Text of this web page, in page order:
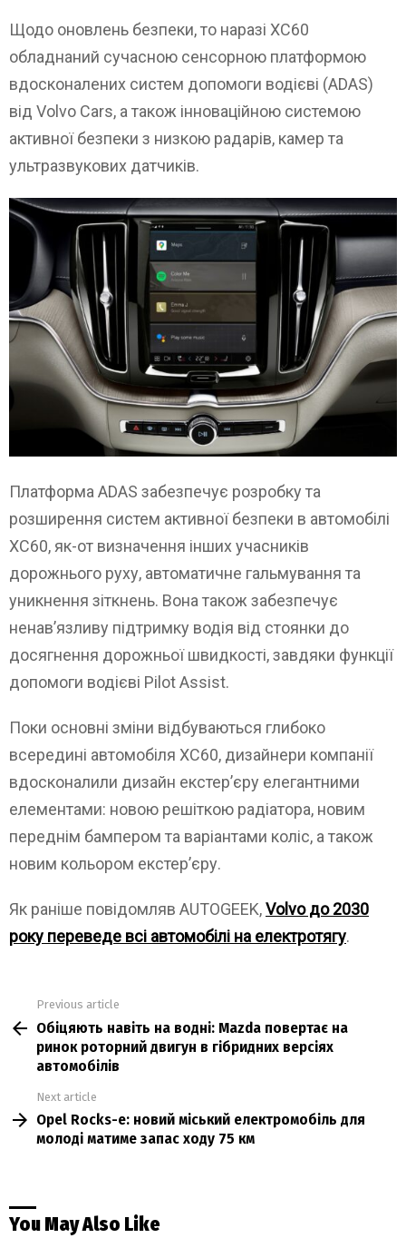
Щодо оновлень безпеки, то наразі XC60
обладнаний сучасною сенсорною платформою
вдосконалених систем допомоги водієві (ADAS)
від Volvo Cars, а також інноваційною системою
активної безпеки з низкою радарів, камер та
ультразвукових датчиків.
Платформа ADAS забезпечує розробку та
розширення систем активної безпеки в автомобілі
XC60, як-от визначення інших учасників
дорожнього руху, автоматичне гальмування та
уникнення зіткнень. Вона також забезпечує
ненав’язливу підтримку водія від стоянки до
досягнення дорожньої швидкості, завдяки функції
допомоги водієві Pilot Assist.
Поки основні зміни відбуваються глибоко
всередині автомобіля XC60, дизайнери компанії
вдосконалили дизайн екстер’єру елегантними
елементами: новою решіткою радіатора, новим
переднім бампером та варіантами коліс, а також
новим кольором екстер’єру.
Як раніше повідомляв AUTOGEEK,Volvo до 2030
року переведе всі автомобілі на електротягу.
more
Previous article
Обіцяють навіть на водні: Mazda повертає на
ринок роторний двигун в гібридних версіях
автомобілів
Next article
Opel Rocks-e: новий міський електромобіль для
молоді матиме запас ходу 75 км
You May Also Like